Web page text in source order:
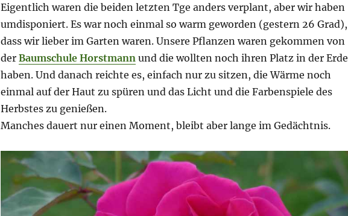
Eigentlich waren die beiden letzten Tge anders verplant, aber wir haben
umdisponiert. Es war noch einmal so warm geworden (gestern 26 Grad),
dass wir lieber im Garten waren. Unsere Pflanzen waren gekommen von
der Baumschule Horstmannund die wollten noch ihren Platz in der Erde
haben. Und danach reichte es, einfach nur zu sitzen, die Wärme noch
einmal auf der Haut zu spüren und das Licht und die Farbenspiele des
Herbstes zu genießen.
Manches dauert nur einen Moment, bleibt aber lange im Gedächtnis.